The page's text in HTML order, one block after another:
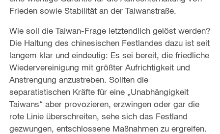
Frieden sowie Stabilität an der Taiwanstraße.
Wie soll die Taiwan-Frage letztendlich gelöst werden?
Die Haltung des chinesischen Festlandes dazu ist seit
langem klar und eindeutig: Es sei bereit, die friedliche
Wiedervereinigung mit größter Aufrichtigkeit und
Anstrengung anzustreben. Sollten die
separatistischen Kräfte für eine „Unabhängigkeit
Taiwans“ aber provozieren, erzwingen oder gar die
rote Linie überschreiten, sehe sich das Festland
gezwungen, entschlossene Maßnahmen zu ergreifen.